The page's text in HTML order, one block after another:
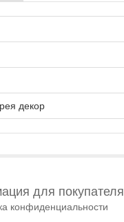
декор
для покупателя
конфиденциальности